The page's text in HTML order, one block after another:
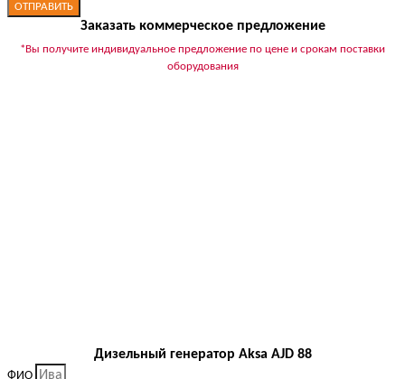
ОТПРАВИТЬ
Заказать коммерческое предложение
*Вы получите индивидуальное предложение по цене и срокам поставки
оборудования
Дизельный генератор Aksa AJD 88
ФИО